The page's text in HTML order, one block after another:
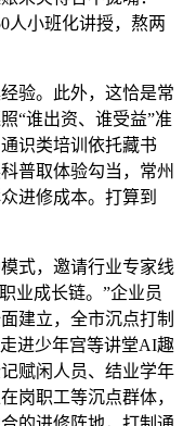
人小班化讲授，熬两
验。此外，这恰是常
“谁出资、谁受益”准
识类培训依托藏书
普取体验勾当，常州
进修成本。打算到
式，邀请行业专家线
业成长链。”企业员
建立，全市沉点打制
进少年宫等讲堂AI趣
赋闲人员、结业学年
岗职工等沉点群体，